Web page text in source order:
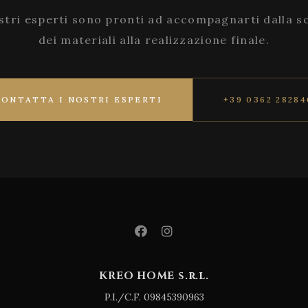
esperti sono pronti ad accompagnarti dalla
dei materiali alla realizzazione finale.
I NOSTRI ESPERTI +39 0362
KREO HOME s.r.l.
P.I./C.F. 09845390963